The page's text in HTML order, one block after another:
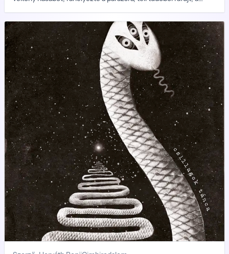
a fát. A tűz ropogása kissé megnyugtatta. Majdnem teljesen
besötétedett, már haza kellett volna érnie az állatokkal. Ott
kellene lennie a csendes kis völgyben a nagyszüleinél és az
anyjánál. Vajon mit csinálnak most, mire gondolnak?